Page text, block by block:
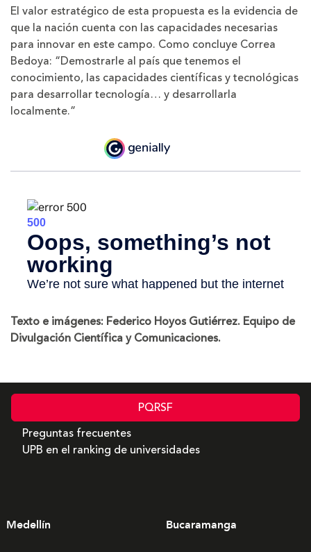
El valor estratégico de esta propuesta es la evidencia de
que la nación cuenta con las capacidades necesarias
para innovar en este campo. Como concluye Correa
Bedoya: “Demostrarle al país que tenemos el
conocimiento, las capacidades científicas y tecnológicas
para desarrollar tecnología… y desarrollarla
localmente.”
Texto e imágenes: Federico Hoyos Gutiérrez. Equipo de
Divulgación Científica y Comunicaciones.
PQRSF
Preguntas frecuentes
UPB en el ranking de universidades
Medellín Bucaramanga